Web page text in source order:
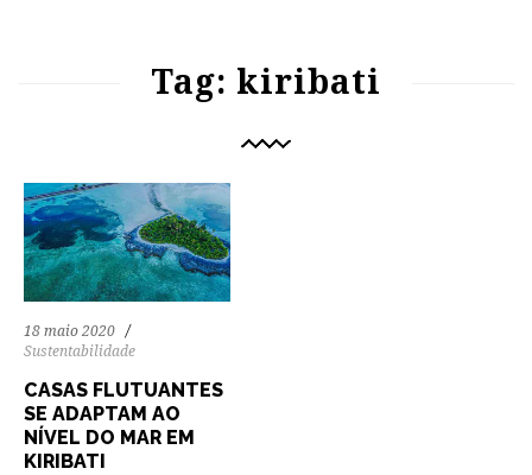
Tag: kiribati
18 maio 2020
Sustentabilidade
CASAS FLUTUANTES
SE ADAPTAM AO
NÍVEL DO MAR EM
KIRIBATI